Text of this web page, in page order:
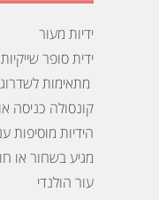
ידיות מעור
ידית סופר
מתאימות
קונסולה כניסה
הידיות מוסיפות
מגיע בשחור או חום,
עור הולנדי